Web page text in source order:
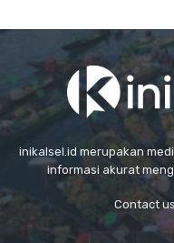
inikalsel.id merupakan
informasi akurat
Contact